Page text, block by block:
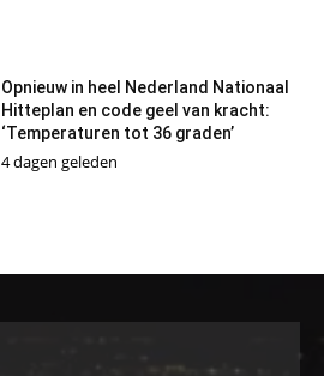
Opnieuw in heel Nederland Nationaal
Hitteplan en code geel van kracht:
‘Temperaturen tot 36 graden’
4 dagen geleden